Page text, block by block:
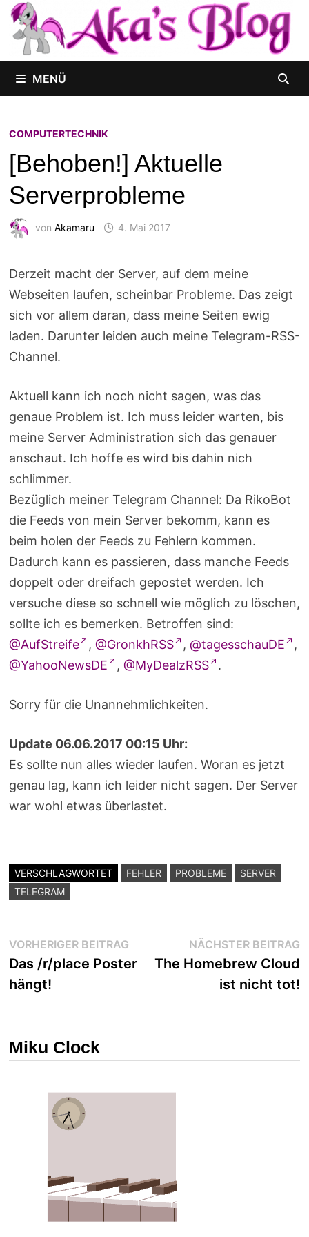
Zum
Inhalt
springen
MENÜ
COMPUTERTECHNIK
[Behoben!] Aktuelle
Serverprobleme
von Akamaru 4. Mai 2017
Derzeit macht der Server, auf dem meine
Webseiten laufen, scheinbar Probleme. Das zeigt
sich vor allem daran, dass meine Seiten ewig
laden. Darunter leiden auch meine Telegram-RSS-
Channel.
Aktuell kann ich noch nicht sagen, was das
genaue Problem ist. Ich muss leider warten, bis
meine Server Administration sich das genauer
anschaut. Ich hoffe es wird bis dahin nich
schlimmer.
Bezüglich meiner Telegram Channel: Da RikoBot
die Feeds von mein Server bekomm, kann es
beim holen der Feeds zu Fehlern kommen.
Dadurch kann es passieren, dass manche Feeds
doppelt oder dreifach gepostet werden. Ich
versuche diese so schnell wie möglich zu löschen,
sollte ich es bemerken. Betroffen sind:
@AufStreife
, @GronkhRSS , @tagesschauDE
,
@YahooNewsDE
, @MyDealzRSS .
Sorry für die Unannehmlichkeiten.
Update 06.06.2017 00:15 Uhr:
Es sollte nun alles wieder laufen. Woran es jetzt
genau lag, kann ich leider nicht sagen. Der Server
war wohl etwas überlastet.
VERSCHLAGWORTET FEHLER PROBLEME
SERVER
TELEGRAM
Beitragsnavigation
VORHERIGER BEITRAGVorheriger
Beitrag:
Das /r/place Poster
hängt!
NÄCHSTER BEITRAG
The Homebrew Cloud
ist nicht tot!
Miku Clock